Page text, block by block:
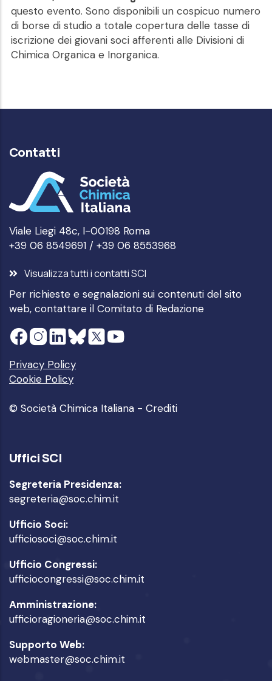
questo evento. Sono disponibili un cospicuo numero
di borse di studio a totale copertura delle tasse di
iscrizione dei giovani soci afferenti alle Divisioni di
Chimica Organica e Inorganica.
Contatti
Viale Liegi 48c, I-00198 Roma
+39 06 8549691 / +39 06 8553968
Visualizza tutti i contatti SCI
Per richieste e segnalazioni sui contenuti del sito
web, contattare il Comitato di Redazione
Privacy Policy
Cookie Policy
© Società Chimica Italiana - Crediti
Uffici SCI
Segreteria Presidenza:
segreteria@soc.chim.it
Ufficio Soci:
ufficiosoci@soc.chim.it
Ufficio Congressi:
ufficiocongressi@soc.chim.it
Amministrazione:
ufficioragioneria@soc.chim.it
Supporto Web:
webmaster@soc.chim.it